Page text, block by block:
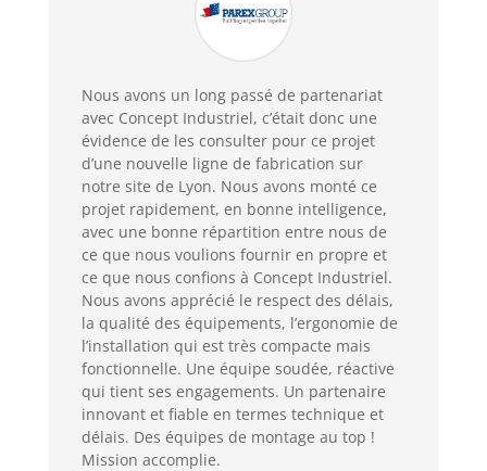
Nous avons un long passé de partenariat
avec Concept Industriel, c’était donc une
évidence de les consulter pour ce projet
d’une nouvelle ligne de fabrication sur
notre site de Lyon. Nous avons monté ce
projet rapidement, en bonne intelligence,
avec une bonne répartition entre nous de
ce que nous voulions fournir en propre et
ce que nous confions à Concept Industriel.
Nous avons apprécié le respect des délais,
la qualité des équipements, l’ergonomie de
l’installation qui est très compacte mais
fonctionnelle. Une équipe soudée, réactive
qui tient ses engagements. Un partenaire
innovant et fiable en termes technique et
délais. Des équipes de montage au top !
Mission accomplie.